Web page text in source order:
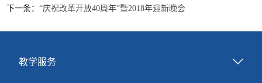
下一条：“庆祝改革开放40周年”暨2018年迎新晚会
教学服务